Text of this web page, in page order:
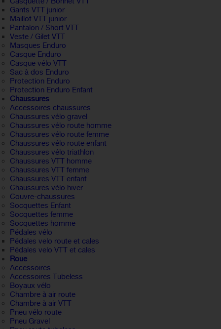
Gants VTT junior
Maillot VTT junior
Pantalon / Short VTT
Veste / Gilet VTT
Masques Enduro
Casque Enduro
Casque vélo VTT
Sac à dos Enduro
Protection Enduro
Protection Enduro Enfant
Chaussures
Accessoires chaussures
Chaussures vélo gravel
Chaussures vélo route homme
Chaussures vélo route femme
Chaussures vélo route enfant
Chaussures vélo triathlon
Chaussures VTT homme
Chaussures VTT femme
Chaussures VTT enfant
Chaussures vélo hiver
Couvre-chaussures
Socquettes Enfant
Socquettes femme
Socquettes homme
Pédales vélo
Pédales velo route et cales
Pédales velo VTT et cales
Roue
Accessoires
Accessoires Tubeless
Boyaux vélo
Chambre à air route
Chambre à air VTT
Pneu vélo route
Pneu Gravel